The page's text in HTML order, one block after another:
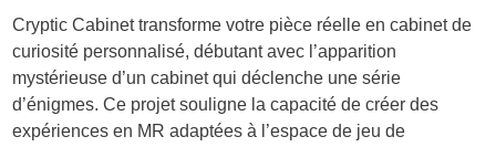
Cryptic Cabinet transforme votre pièce réelle en cabinet de
curiosité personnalisé, débutant avec l’apparition
mystérieuse d’un cabinet qui déclenche une série
d’énigmes. Ce projet souligne la capacité de créer des
expériences en MR adaptées à l’espace de jeu de